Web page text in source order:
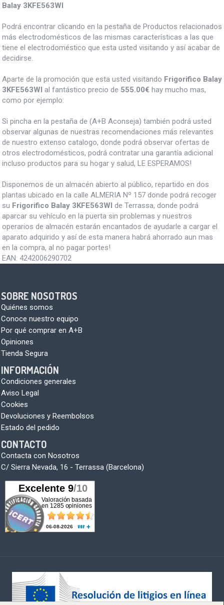
Balay 3KFE563WI
Podrá encontrar clicando en la pestaña de Productos relacionados
más electrodomésticos de las mismas características a las que
tiene el electrodoméstico que esta usted visitando y así acabar de
decidirse.
Aparte de la promoción que esta usted visitando Frigorifico Balay
3KFE563WI al fantástico precio de 555.00€ hay mucho mas,
como por ejemplo:
Si pincha en la pestaña de (A+B Aconseja) también podrá usted
observar algunas de nuestras recomendaciones más relevantes
de nuestro extenso catalogo, donde podrá observar ofertas de
otros electrodomésticos, podrá contratar una garantía adicional
incluso productos para su hogar y salud, LE ESPERAMOS!
Disponemos de un almacén abierto al público, repartido en dos
plantas ubicado en la calle ALMERIA Nº 157 donde podrá recoger
su Frigorifico Balay 3KFE563WI de Terrassa, donde podrá
aparcar su vehículo en la puerta sin problemas y nuestros
operarios de almacén estarán encantados de ayudarle a cargar el
aparato adquirido y así de esta manera habrá ahorrado aun mas
en la compra, al no pagar portes!
EAN: 4242006290702
SOBRE NOSOTROS
Quiénes somos
Conoce nuestro equipo
Por qué comprar en A+B
Opiniones
Tienda Segura
INFORMACIÓN
Condiciones generales
Aviso Legal
Cookies
Devoluciones y Reembolsos
Estado del pedido
CONTACTO
Contacta con Nosotros
C/ Sierra Nevada, 16 - Terrassa (Barcelona)